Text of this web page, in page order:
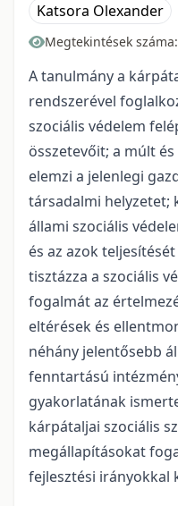
Katsora Olexander
Megtekintések száma:
A tanulmány a
rendszerével
szociális védelem
összetevőit; a múlt
elemzi a jelenlegi
társadalmi helyzetet;
állami szociális
és az azok
tisztázza a szociális
fogalmát az
eltérések és
néhány jelentősebb
fenntartású
gyakorlatának
kárpátaljai szociális
megállapításokat
fejlesztési irányokkal